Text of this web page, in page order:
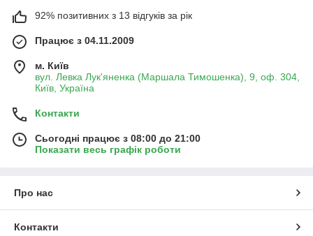
92% позитивних з 13 відгуків за рік
Працює з 04.11.2009
м. Київ
вул. Левка Лук'яненка (Маршала Тимошенка), 9, оф. 304,
Київ, Україна
Контакти
Сьогодні працює з 08:00 до 21:00
Показати весь графік роботи
Про нас
Контакти